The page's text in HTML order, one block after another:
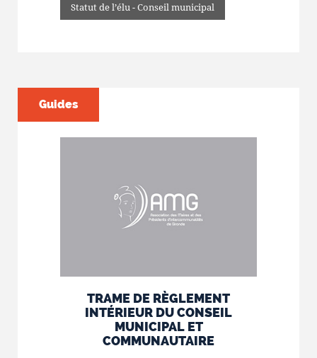
Statut de l’élu - Conseil municipal
TRAME DE RÈGLEMENT
INTÉRIEUR DU CONSEIL
MUNICIPAL ET
COMMUNAUTAIRE
Guides